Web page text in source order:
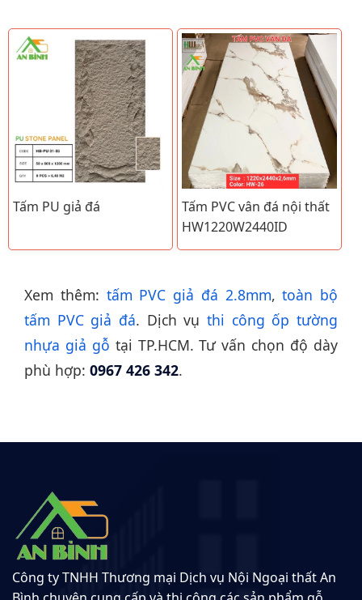
Tấm PU giả đá
Tấm PVC vân đá nội thất
HW1220W2440ID
Xem thêm: tấm PVC giả đá 2.8mm,toàn bộ
tấm PVC giả đá. Dịch vụ thi công ốp tường
nhựa giả gỗ tại TP.HCM. Tư vấn chọn độ dày
phù hợp: 0967 426 342.
Công ty TNHH Thương mại Dịch vụ Nội Ngoại thất An